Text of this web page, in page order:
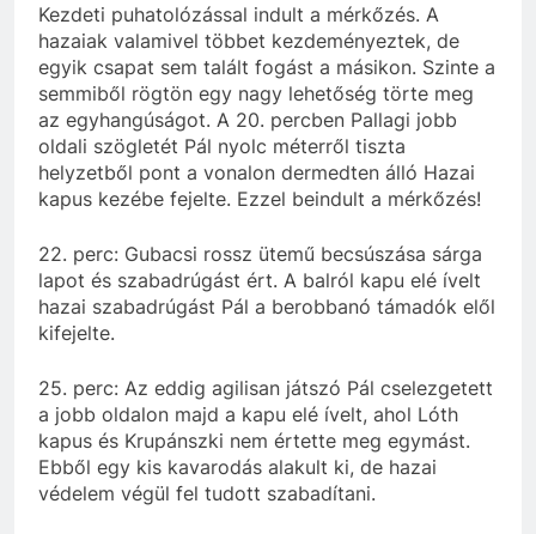
Kezdeti puhatolózással indult a mérkőzés. A
hazaiak valamivel többet kezdeményeztek, de
egyik csapat sem talált fogást a másikon. Szinte a
semmiből rögtön egy nagy lehetőség törte meg
az egyhangúságot. A 20. percben Pallagi jobb
oldali szögletét Pál nyolc méterről tiszta
helyzetből pont a vonalon dermedten álló Hazai
kapus kezébe fejelte. Ezzel beindult a mérkőzés!
22. perc: Gubacsi rossz ütemű becsúszása sárga
lapot és szabadrúgást ért. A balról kapu elé ívelt
hazai szabadrúgást Pál a berobbanó támadók elől
kifejelte.
25. perc: Az eddig agilisan játszó Pál cselezgetett
a jobb oldalon majd a kapu elé ívelt, ahol Lóth
kapus és Krupánszki nem értette meg egymást.
Ebből egy kis kavarodás alakult ki, de hazai
védelem végül fel tudott szabadítani.